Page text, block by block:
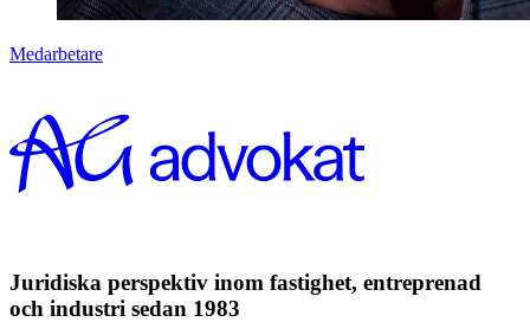
Medarbetare
Juridiska perspektiv inom fastighet, entreprenad
och industri sedan 1983